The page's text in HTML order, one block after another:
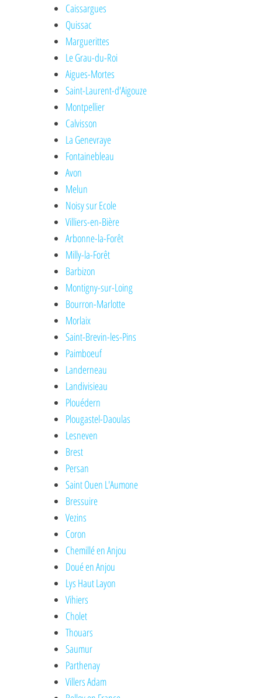
Caissargues
Quissac
Marguerittes
Le Grau-du-Roi
Aigues-Mortes
Saint-Laurent-d'Aigouze
Montpellier
Calvisson
La Genevraye
Fontainebleau
Avon
Melun
Noisy sur Ecole
Villiers-en-Bière
Arbonne-la-Forêt
Milly-la-Forêt
Barbizon
Montigny-sur-Loing
Bourron-Marlotte
Morlaix
Saint-Brevin-les-Pins
Paimboeuf
Landerneau
Landivisieau
Plouédern
Plougastel-Daoulas
Lesneven
Brest
Persan
Saint Ouen L'Aumone
Bressuire
Vezins
Coron
Chemillé en Anjou
Doué en Anjou
Lys Haut Layon
Vihiers
Cholet
Thouars
Saumur
Parthenay
Villers Adam